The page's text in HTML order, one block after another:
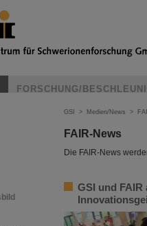
FORSCHUNG/
GSI > Medien/News >
FAIR-News
Die FAIR-News
GSI und